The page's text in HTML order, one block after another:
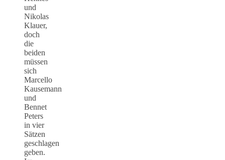
und
Nikolas
Klauer,
doch
die
beiden
müssen
sich
Marcello
Kausemann
und
Bennet
Peters
in vier
Sätzen
geschlagen
geben.